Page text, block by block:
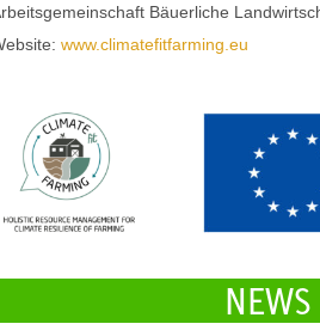
Bäuerliche
www.climatefitfarming.eu
NEWS